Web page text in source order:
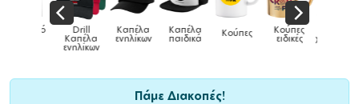
Drill
Καπέλα
ενηλίκων
Καπέλα
ενηλίκων
Καπέλα
παιδικά Κούπες Κούπες
ειδικές χρωματιστές
Πάμε Διακοπές!